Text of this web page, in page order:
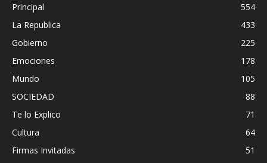
Principal
554
La Republica
433
Gobierno
225
Emociones
178
Mundo
105
SOCIEDAD
88
Te lo Explico
71
Cultura
64
Firmas Invitadas
51